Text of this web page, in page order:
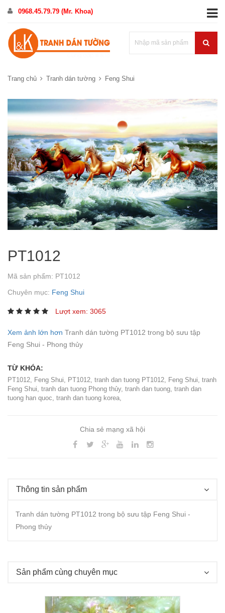
0968.45.79.79 (Mr. Khoa)
Trang chủ Tranh dán tường Feng Shui
PT1012
Mã sản phẩm: PT1012
Chuyên mục: Feng Shui
Lượt xem: 3065
Xem ảnh lớn hơn Tranh dán tường PT1012 trong bộ sưu tập
Feng Shui - Phong thủy
TỪ KHÓA:
PT1012, Feng Shui, PT1012, tranh dan tuong PT1012, Feng Shui, tranh
Feng Shui, tranh dan tuong Phong thủy, tranh dan tuong, tranh dan
tuong han quoc, tranh dan tuong korea,
Chia sẻ mạng xã hội
Thông tin sản phẩm
Tranh dán tường PT1012 trong bộ sưu tập Feng Shui -
Phong thủy
Sản phẩm cùng chuyên mục